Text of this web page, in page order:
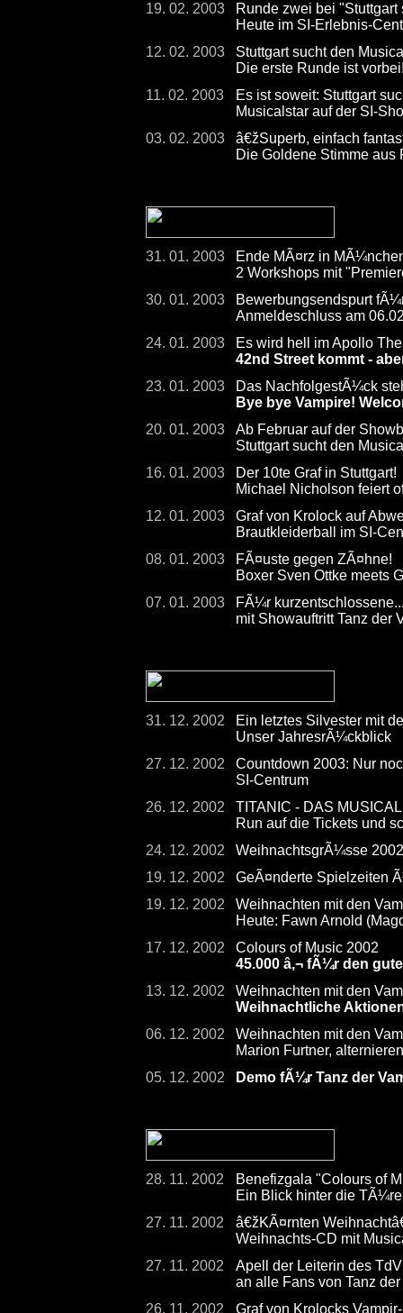
19. 02. 2003
Runde zwei bei
Heute im SI-Erlebnis-
12. 02. 2003
Stuttgart sucht den
Die erste Runde ist
11. 02. 2003
Es ist soweit: Stuttgart
Musicalstar auf der SI-
03. 02. 2003
â€žSuperb, einfach
Die Goldene Stimme aus
31. 01. 2003
Ende MÃ¤rz in
2 Workshops mit
30. 01. 2003
Bewerbungsendspurt
Anmeldeschluss am
24. 01. 2003
Es wird hell im Apollo
42nd Street kommt -
23. 01. 2003
Das NachfolgestÃ¼ck
Bye bye Vampire!
20. 01. 2003
Ab Februar auf der
Stuttgart sucht den
16. 01. 2003
Der 10te Graf in Stuttgart!
Michael Nicholson feiert
12. 01. 2003
Graf von Krolock auf
Brautkleiderball im SI-
08. 01. 2003
FÃ¤uste gegen ZÃ¤hne!
Boxer Sven Ottke meets
07. 01. 2003
FÃ¼r
mit Showauftritt Tanz der
31. 12. 2002
Ein letztes Silvester mit
Unser JahresrÃ¼ckblick
27. 12. 2002
Countdown 2003: Nur
SI-Centrum
26. 12. 2002
TITANIC - DAS
Run auf die Tickets und
24. 12. 2002
WeihnachtsgrÃ¼sse 2002
19. 12. 2002
GeÃ¤nderte Spielzeiten
19. 12. 2002
Weihnachten mit den
Heute: Fawn Arnold
17. 12. 2002
Colours of Music 2002
45.000 â‚¬ fÃ¼r den
13. 12. 2002
Weihnachten mit den
Weihnachtliche
06. 12. 2002
Weihnachten mit den
Marion Furtner,
05. 12. 2002
Demo fÃ¼r Tanz der
28. 11. 2002
Benefizgala "Colours of
Ein Blick hinter die
27. 11. 2002
â€žKÃ¤rnten
Weihnachts-CD mit
27. 11. 2002
Apell der Leiterin des
an alle Fans von Tanz
26. 11. 2002
Graf von Krolocks